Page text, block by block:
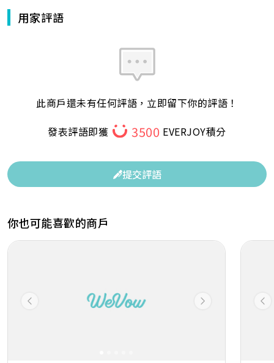
用家評語
此商戶還未有任何評語，立即留下你的評語！
發表評語即獲
3500 EVERJOY積分
提交評語
你也可能喜歡的商戶
Previous Next